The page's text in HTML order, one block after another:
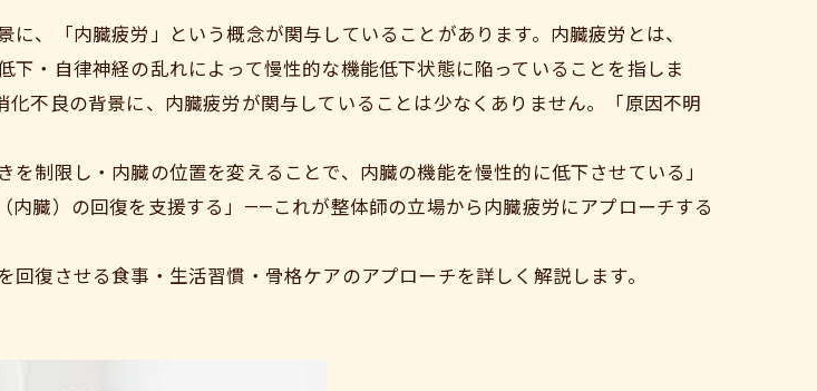
、「内臓疲労」という概念が関与していることがあります。内臓疲労とは、
・自律神経の乱れによって慢性的な機能低下状態に陥っていることを指しま
不良の背景に、内臓疲労が関与していることは少なくありません。「原因不明
制限し・内臓の位置を変えることで、内臓の機能を慢性的に低下させている」
内臓）の回復を支援する」——これが整体師の立場から内臓疲労にアプローチする
復させる食事・生活習慣・骨格ケアのアプローチを詳しく解説します。